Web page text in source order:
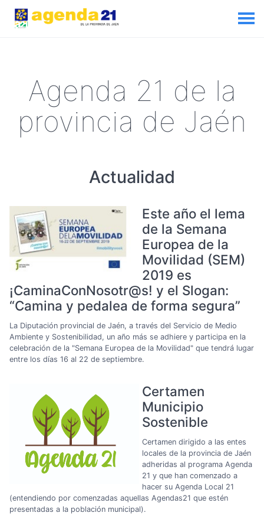
Agenda 21 de la
provincia de Jaén
Actualidad
Este año el lema
de la Semana
Europea de la
Movilidad (SEM)
2019 es
¡CaminaConNosotr@s! y el Slogan:
“Camina y pedalea de forma segura”
La Diputación provincial de Jaén, a través del Servicio de Medio
Ambiente y Sostenibilidad, un año más se adhiere y participa en la
celebración de la "Semana Europea de la Movilidad" que tendrá lugar
entre los días 16 al 22 de septiembre.
Certamen
Municipio
Sostenible
Certamen dirigido a las entes
locales de la provincia de Jaén
adheridas al programa Agenda
21 y que han comenzado a
hacer su Agenda Local 21
(entendiendo por comenzadas aquellas Agendas21 que estén
presentadas a la población municipal).